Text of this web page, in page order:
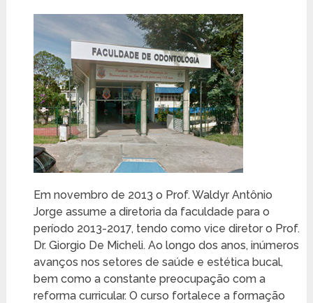
Em novembro de 2013 o Prof. Waldyr Antônio
Jorge assume a diretoria da faculdade para o
período 2013-2017, tendo como vice diretor o Prof.
Dr. Giorgio De Micheli. Ao longo dos anos, inúmeros
avanços nos setores de saúde e estética bucal,
bem como a constante preocupação com a
reforma curricular. O curso fortalece a formação